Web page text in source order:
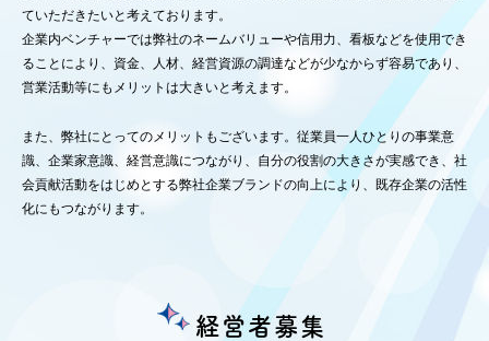
ていただきたいと考えております。
企業内ベンチャーでは弊社のネームバリューや信用力、看板などを使用でき
ることにより、資金、人材、経営資源の調達などが少なからず容易であり、
営業活動等にもメリットは大きいと考えます。
また、弊社にとってのメリットもございます。従業員一人ひとりの事業意
識、企業家意識、経営意識につながり、自分の役割の大きさが実感でき、社
会貢献活動をはじめとする弊社企業ブランドの向上により、既存企業の活性
化にもつながります。
経営者募集